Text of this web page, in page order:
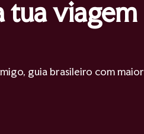
tua viagem
guia brasileiro com maior